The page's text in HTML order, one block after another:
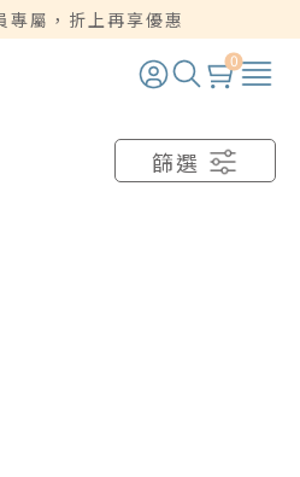
專屬，折上再享優惠
0
篩選